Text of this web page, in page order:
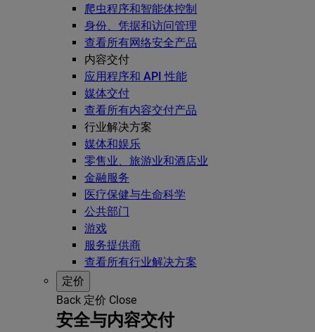
爬虫程序和智能体控制
身份、凭据和访问管理
查看所有网络安全产品
内容交付
应用程序和 API 性能
媒体交付
查看所有内容交付产品
行业解决方案
媒体和娱乐
零售业、旅游业和酒店业
金融服务
医疗保健与生命科学
公共部门
游戏
服务提供商
查看所有行业解决方案
定价
Back 定价 Close
安全与内容交付